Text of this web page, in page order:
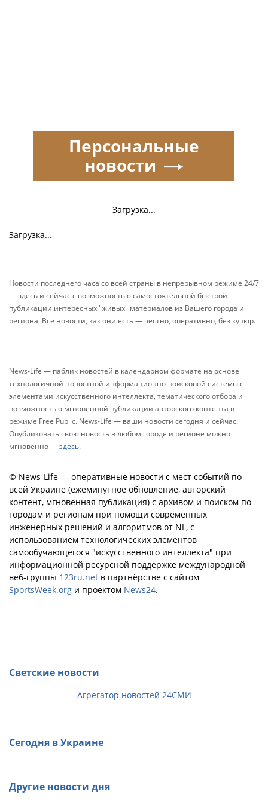
Загрузка...
Загрузка...
Персональные
новости
Новости последнего часа со всей страны в непрерывном режиме 24/7
— здесь и сейчас с возможностью самостоятельной быстрой
публикации интересных "живых" материалов из Вашего города и
региона. Все новости, как они есть — честно, оперативно, без купюр.
News-Life — паблик новостей в календарном формате на основе
технологичной новостной информационно-поисковой системы с
элементами искусственного интеллекта, тематического отбора и
возможностью мгновенной публикации авторского контента в
режиме Free Public. News-Life — ваши новости сегодня и сейчас.
Опубликовать свою новость в любом городе и регионе можно
мгновенно —здесь.
© News-Life — оперативные новости с мест событий по
всей Украине (ежеминутное обновление, авторский
контент, мгновенная публикация) с архивом и поиском по
городам и регионам при помощи современных
инженерных решений и алгоритмов от NL, с
использованием технологических элементов
самообучающегося "искусственного интеллекта" при
информационной ресурсной поддержке международной
веб-группы 123ru.net в партнёрстве с сайтом
SportsWeek.org и проектом News24.
Светские новости
Агрегатор новостей 24СМИ
Сегодня в Украине
Другие новости дня